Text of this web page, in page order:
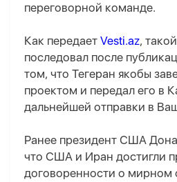
переговорной команде.
Как передает Vesti.az,
последовал после
том, что Тегеран якобы
проектом и передал его в
дальнейшей отправки в
Ранее президент США
что США и Иран достигли
договоренности о мирном